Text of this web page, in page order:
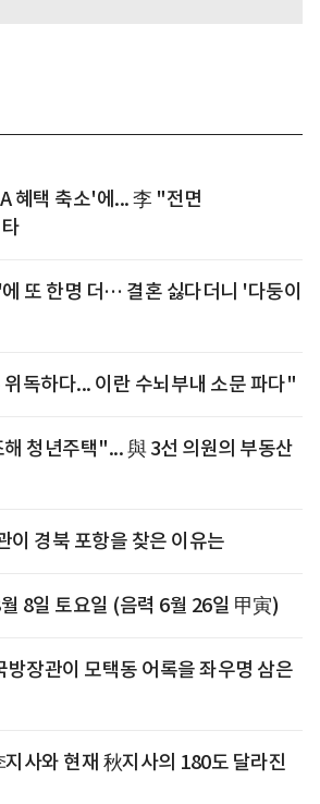
혜택 축소'에... 李 "전면
또 한명 더… 결혼 싫다더니 '다둥이
독하다... 이란 수뇌부내 소문 파다"
청년주택"... 與 3선 의원의 부동산
이 경북 포항을 찾은 이유는
8일 토요일 (음력 6월 26일 甲寅)
방장관이 모택동 어록을 좌우명 삼은
사와 현재 秋지사의 180도 달라진